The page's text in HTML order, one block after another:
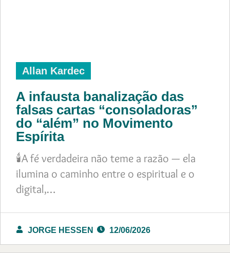
Allan Kardec
A infausta banalização das
falsas cartas “consoladoras”
do “além” no Movimento
Espírita
🕯️A fé verdadeira não teme a razão — ela
ilumina o caminho entre o espiritual e o
digital,…
JORGE HESSEN 12/06/2026